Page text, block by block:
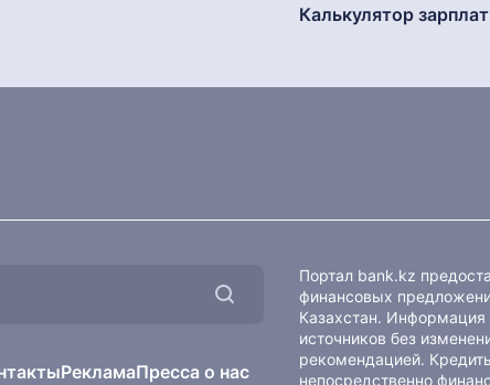
Калькулятор
РекламаПресса о нас
Портал bank.kz
финансовых
Казахстан. Информация
источников без
рекомендацией.
непосредственно